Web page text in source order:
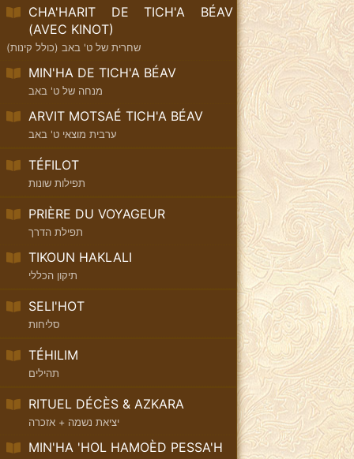
CHA'HARIT DE TICH'A BÉAV
(AVEC KINOT)
שחרית של ט' באב (כולל קינות)
MIN'HA DE TICH'A BÉAV
מנחה של ט' באב
ARVIT MOTSAÉ TICH'A BÉAV
ערבית מוצאי ט' באב
TÉFILOT
תפילות שונות
PRIÈRE DU VOYAGEUR
תפילת הדרך
TIKOUN HAKLALI
תיקון הכללי
SELI'HOT
סליחות
TÉHILIM
תהילים
RITUEL DÉCÈS & AZKARA
יציאת נשמה + אזכרה
MIN'HA 'HOL HAMOÈD PESSA'H